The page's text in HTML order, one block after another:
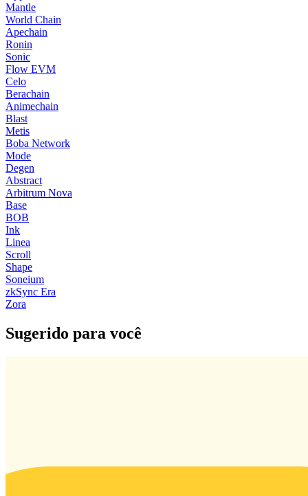
Mantle
World Chain
Apechain
Ronin
Sonic
Flow EVM
Celo
Berachain
Animechain
Blast
Metis
Boba Network
Mode
Degen
Abstract
Arbitrum Nova
Base
BOB
Ink
Linea
Scroll
Shape
Soneium
zkSync Era
Zora
Sugerido para você